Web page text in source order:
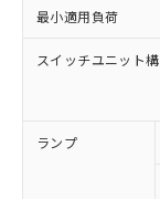
最小適用負荷
スイッチユニット
ランプ
対応
非含有